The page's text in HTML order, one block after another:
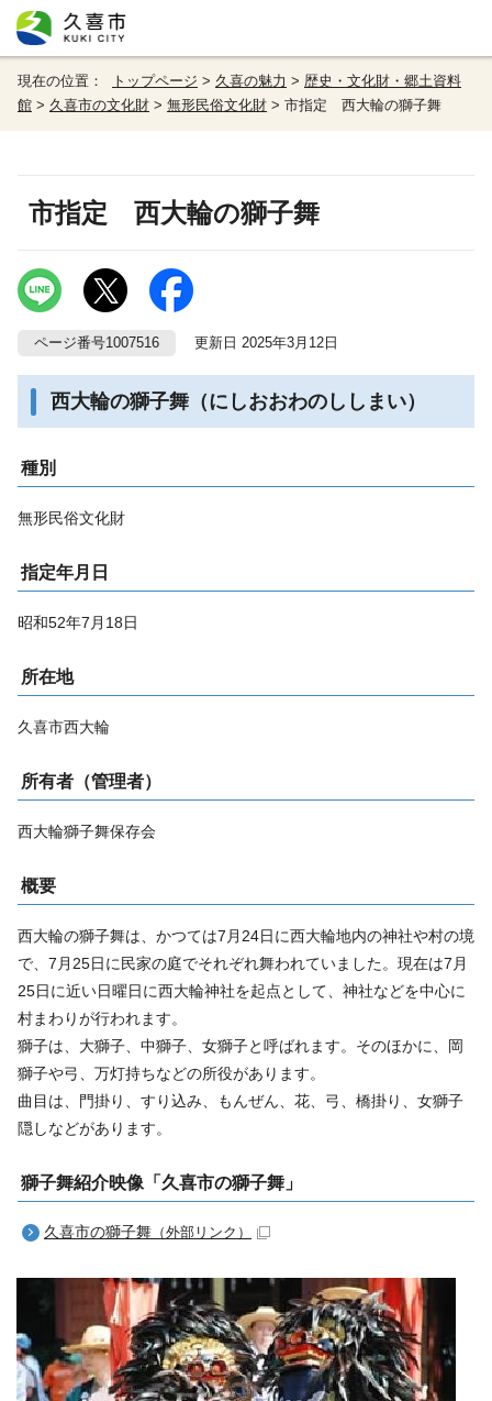
現在の位置： トップページ > 久喜の魅力 > 歴史・文化財・郷土資料
館 > 久喜市の文化財 > 無形民俗文化財 > 市指定 西大輪の獅子舞
市指定 西大輪の獅子舞
ページ番号1007516 更新日 2025年3月12日
西大輪の獅子舞（にしおおわのししまい）
種別
無形民俗文化財
指定年月日
昭和52年7月18日
所在地
久喜市西大輪
所有者（管理者）
西大輪獅子舞保存会
概要
西大輪の獅子舞は、かつては7月24日に西大輪地内の神社や村の境
で、7月25日に民家の庭でそれぞれ舞われていました。現在は7月
25日に近い日曜日に西大輪神社を起点として、神社などを中心に
村まわりが行われます。
獅子は、大獅子、中獅子、女獅子と呼ばれます。そのほかに、岡
獅子や弓、万灯持ちなどの所役があります。
曲目は、門掛り、すり込み、もんぜん、花、弓、橋掛り、女獅子
隠しなどがあります。
獅子舞紹介映像「久喜市の獅子舞」
久喜市の獅子舞 （外部リンク）